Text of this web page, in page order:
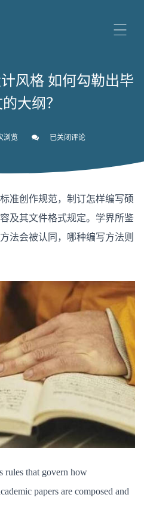
风格 如何勾勒出毕
大纲？
浏览
毕
与
计
格
勒
业
论
文
的
大
纲？
已关闭评论
准创作规范，制订怎样编写硕
及其文件格式规定。学界所鉴
法会被认同，哪种编写方法则
rules that govern how
papers are composed and